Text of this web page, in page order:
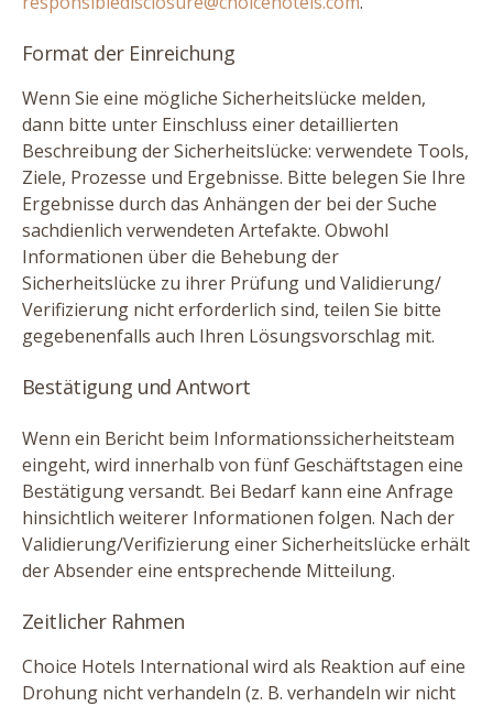
Format der Einreichung
Wenn Sie eine mögliche Sicherheitslücke melden,
dann bitte unter Einschluss einer detaillierten
Beschreibung der Sicherheitslücke: verwendete Tools,
Ziele, Prozesse und Ergebnisse. Bitte belegen Sie Ihre
Ergebnisse durch das Anhängen der bei der Suche
sachdienlich verwendeten Artefakte. Obwohl
Informationen über die Behebung der
Sicherheitslücke zu ihrer Prüfung und Validierung/​
Verifizierung nicht erforderlich sind, teilen Sie bitte
gegebenenfalls auch Ihren Lösungsvorschlag mit.
Bestätigung und Antwort
Wenn ein Bericht beim Informationssicherheitsteam
eingeht, wird innerhalb von fünf Geschäftstagen eine
Bestätigung versandt. Bei Bedarf kann eine Anfrage
hinsichtlich weiterer Informationen folgen. Nach der
Validierung/​Verifizierung einer Sicherheitslücke erhält
der Absender eine entsprechende Mitteilung.
Zeitlicher Rahmen
Choice Hotels International wird als Reaktion auf eine
Drohung nicht verhandeln (z. B. verhandeln wir nicht